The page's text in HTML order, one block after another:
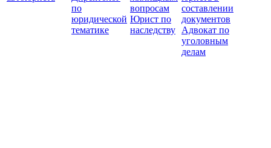
по
юридической
тематике
вопросам
Юрист по
наследству
составлении
документов
Адвокат по
уголовным
делам